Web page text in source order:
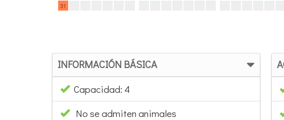
INFORMACIÓN BÁSICA
Capacidad: 4
No se admiten animales